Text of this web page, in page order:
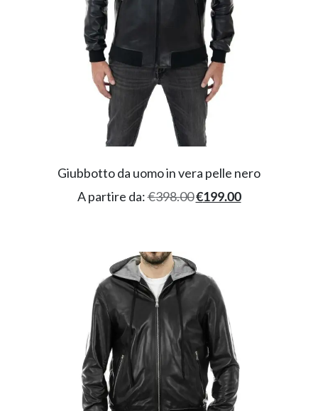
Giubbotto da uomo in vera pelle nero
A partire da:€398.00€199.00